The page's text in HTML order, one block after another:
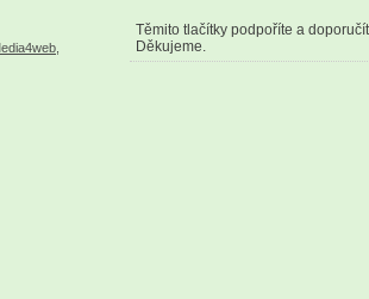
Těmito tlačítky podpoříte a
Děkujeme.